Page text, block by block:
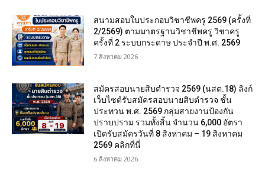
สนามสอบใบประกอบวิชาชีพครู 2569 (ครั้งที่
2/2569) ตามมาตรฐานวิชาชีพครู วิชาครู
ครั้งที่ 2 ระบบกระดาษ ประจำปี พ.ศ. 2569
7 สิงหาคม 2026
สมัครสอบนายสิบตำรวจ 2569 (นสต.18) ลิงก์
เว็บไซต์รับสมัครสอบนายสิบตำรวจ ชั้น
ประทวน พ.ศ. 2569 กลุ่มสายงานป้องกัน
ปราบปราม รวมทั้งสิ้น จำนวน 6,000 อัตรา
เปิดรับสมัครวันที่ 8 สิงหาคม – 19 สิงหาคม
2569 คลิกที่นี่
6 สิงหาคม 2026